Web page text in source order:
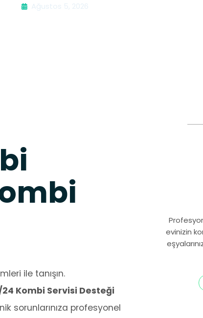
Ağustos 5, 2026
ile tanışın.
24 Kombi Servisi Desteği
sorunlarınıza profesyonel
evinizin